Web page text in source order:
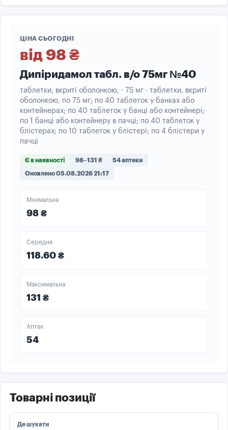
ЦІНА СЬОГОДНІ
від 98 ₴
Дипіридамол табл. в/о 75мг №40
таблетки, вкриті оболонкою, · 75 мг · таблетки, вкриті
оболонкою, по 75 мг; по 40 таблеток у банках або
контейнерах; по 40 таблеток у банці або контейнері;
по 1 банці або контейнеру в пачці; по 40 таблеток у
блістерах; по 10 таблеток у блістері; по 4 блістери у
пачці
Є в наявності 98–131 ₴ 54 аптеки
Оновлено 05.08.2026 21:17
Мінімальна
98 ₴
Середня
118.60 ₴
Максимальна
131 ₴
Аптек
54
Товарні позиції
Де шукати